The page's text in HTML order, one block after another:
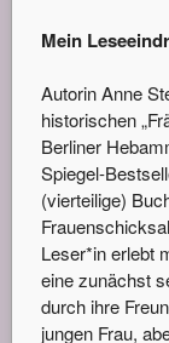
Mein
Autorin Anne
historischen
Berliner
Spiegel-
(vierteilige)
Leser*in erlebt
eine zunächst
durch ihre
jungen Frau,